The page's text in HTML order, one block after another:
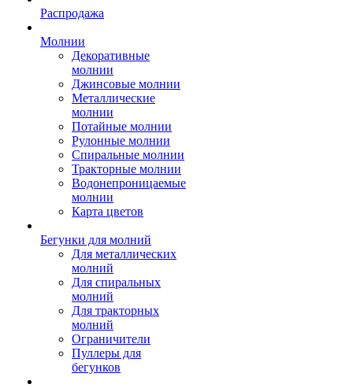
Распродажа
Молнии
Декоративные
молнии
Джинсовые молнии
Металлические
молнии
Потайные молнии
Рулонные молнии
Спиральные молнии
Тракторные молнии
Водонепроницаемые
молнии
Карта цветов
Бегунки для молний
Для металлических
молний
Для спиральных
молний
Для тракторных
молний
Ограничители
Пуллеры для
бегунков